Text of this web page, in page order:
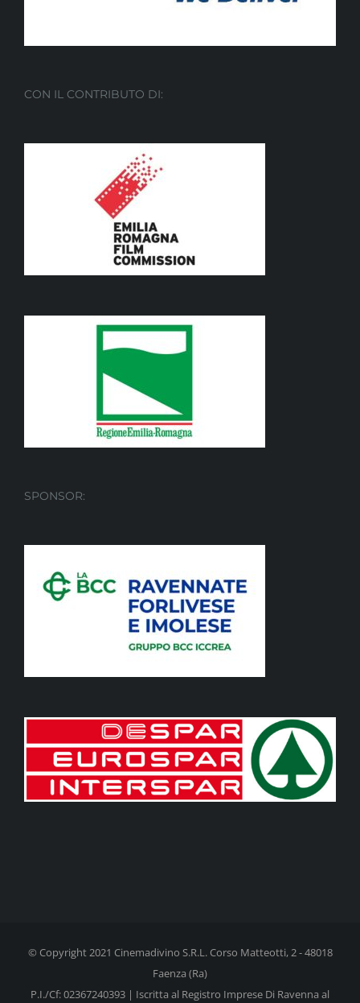
CON IL CONTRIBUTO DI:
SPONSOR:
© Copyright 2021 Cinemadivino S.R.L. Corso Matteotti, 2 - 48018
Faenza (Ra)
P.I./Cf: 02367240393 | Iscritta al Registro Imprese Di Ravenna al